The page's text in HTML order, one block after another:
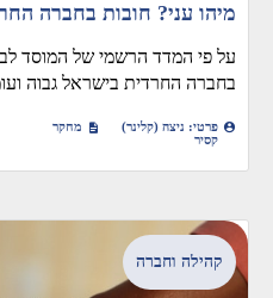
מיהו עני? חובות בחברה
על פי המדד הרשמי של המוסד
בחברה החרדית בישראל גבוה
פרטי: ניצה (קלינר)
קסיר
מחקר
קהילה וחברה